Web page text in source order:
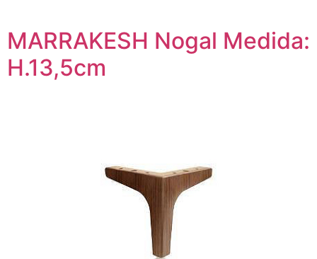
MARRAKESH Nogal Medida:
H.13,5cm